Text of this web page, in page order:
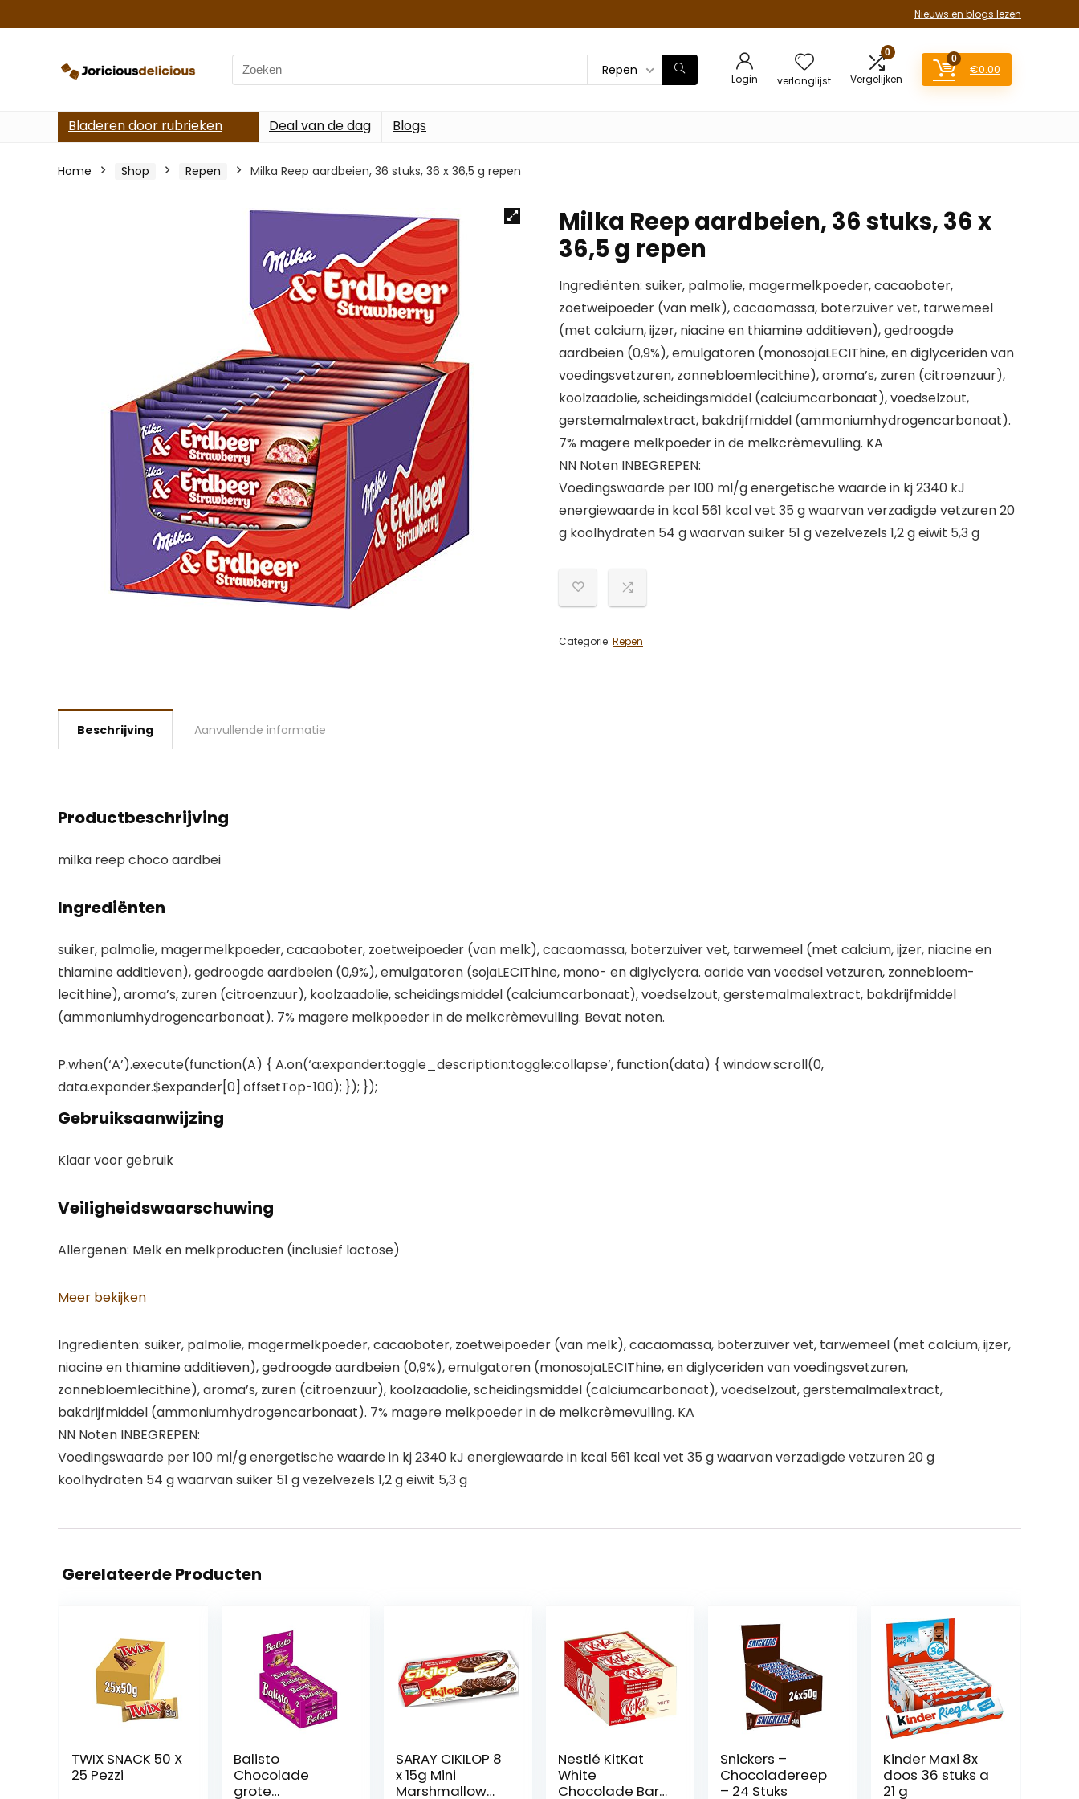
Nieuws en blogs lezen
Search
for:
Repen
Login verlanglijst
0
Vergelijken
0
€0.00
Bladeren door rubrieken Deal van de dag Blogs
Home Shop Repen Milka Reep aardbeien, 36 stuks, 36 x 36,5 g repen
Milka Reep aardbeien, 36 stuks, 36 x
36,5 g repen
Ingrediënten: suiker, palmolie, magermelkpoeder, cacaoboter,
zoetweipoeder (van melk), cacaomassa, boterzuiver vet, tarwemeel
(met calcium, ijzer, niacine en thiamine additieven), gedroogde
aardbeien (0,9%), emulgatoren (monosojaLECIThine, en diglyceriden van
voedingsvetzuren, zonnebloemlecithine), aroma’s, zuren (citroenzuur),
koolzaadolie, scheidingsmiddel (calciumcarbonaat), voedselzout,
gerstemalmalextract, bakdrijfmiddel (ammoniumhydrogencarbonaat).
7% magere melkpoeder in de melkcrèmevulling. KA
NN Noten INBEGREPEN:
Voedingswaarde per 100 ml/g energetische waarde in kj 2340 kJ
energiewaarde in kcal 561 kcal vet 35 g waarvan verzadigde vetzuren 20
g koolhydraten 54 g waarvan suiker 51 g vezelvezels 1,2 g eiwit 5,3 g
Categorie: Repen
Beschrijving Aanvullende informatie
Productbeschrijving
milka reep choco aardbei
Ingrediënten
suiker, palmolie, magermelkpoeder, cacaoboter, zoetweipoeder (van melk), cacaomassa, boterzuiver vet, tarwemeel (met calcium, ijzer, niacine en
thiamine additieven), gedroogde aardbeien (0,9%), emulgatoren (sojaLECIThine, mono- en diglyclycra. aaride van voedsel vetzuren, zonnebloem-
lecithine), aroma’s, zuren (citroenzuur), koolzaadolie, scheidingsmiddel (calciumcarbonaat), voedselzout, gerstemalmalextract, bakdrijfmiddel
(ammoniumhydrogencarbonaat). 7% magere melkpoeder in de melkcrèmevulling. Bevat noten.
P.when(‘A’).execute(function(A) { A.on(‘a:expander:toggle_description:toggle:collapse’, function(data) { window.scroll(0,
data.expander.$expander[0].offsetTop-100); }); });
Gebruiksaanwijzing
Klaar voor gebruik
Veiligheidswaarschuwing
Allergenen: Melk en melkproducten (inclusief lactose)
Meer bekijken
Ingrediënten: suiker, palmolie, magermelkpoeder, cacaoboter, zoetweipoeder (van melk), cacaomassa, boterzuiver vet, tarwemeel (met calcium, ijzer,
niacine en thiamine additieven), gedroogde aardbeien (0,9%), emulgatoren (monosojaLECIThine, en diglyceriden van voedingsvetzuren,
zonnebloemlecithine), aroma’s, zuren (citroenzuur), koolzaadolie, scheidingsmiddel (calciumcarbonaat), voedselzout, gerstemalmalextract,
bakdrijfmiddel (ammoniumhydrogencarbonaat). 7% magere melkpoeder in de melkcrèmevulling. KA
NN Noten INBEGREPEN:
Voedingswaarde per 100 ml/g energetische waarde in kj 2340 kJ energiewaarde in kcal 561 kcal vet 35 g waarvan verzadigde vetzuren 20 g
koolhydraten 54 g waarvan suiker 51 g vezelvezels 1,2 g eiwit 5,3 g
Gerelateerde Producten
TWIX SNACK 50 X
25 Pezzi
Balisto
Chocolade
grote
SARAY CIKILOP 8
x 15g Mini
Marshmallow
Nestlé KitKat
White
Chocolade Bar
Snickers –
Chocoladereep
– 24 Stuks
Kinder Maxi 8x
doos 36 stuks a
21 g